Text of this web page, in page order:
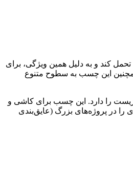
خارجی مناسب است. این چسب می‌تواند دماهای بین -۴۰ تا +۱۰۰ درجه‌ی سانتی‌گراد را تحمل کند و به دلیل همین ویژگی، برای
این چسب به سطوح متنوع
و مقاومت شیمیایی زیاد و سازگار با محیط زیست را دارد. این چسب برای کاشی و
را در پروژه‌های بزرگ (عایق‌بندی